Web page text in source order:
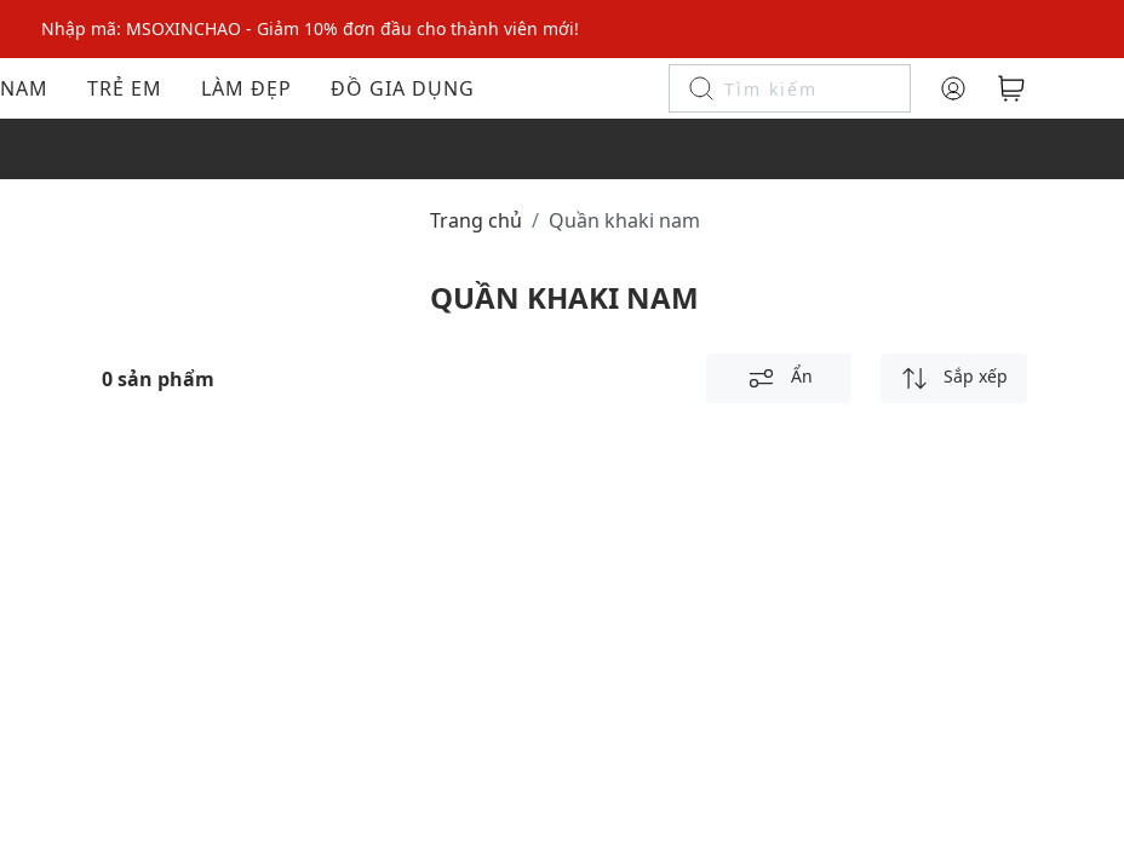
Nhập mã: MSOXINCHAO - Giảm 10% đơn đầu cho thành viên mới!
Nhập mã MSOPAY100: giảm ngay 10% khi thanh toán trực tuyến
Nhập mã: MSOXINCHAO - Giảm 10% đơn đầu cho thành viên mới!
NAM TRẺ EM LÀM ĐẸP ĐỒ GIA DỤNG
Trang chủ Quần khaki nam
QUẦN KHAKI NAM
0 sản phẩm Ẩn Sắp xếp